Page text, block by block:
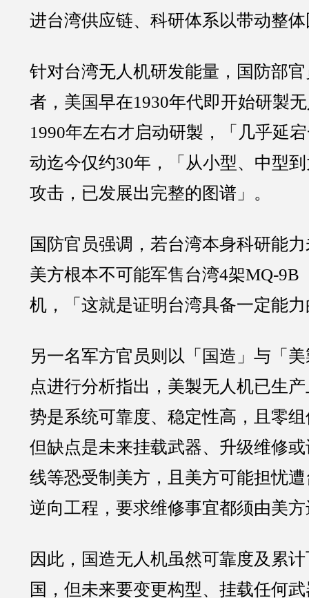
进台湾供应链、科研体系以带动整
针对台湾无人机研发能量，国防部
者，美国早在1930年代即开始研製
1990年左右才启动研製，「几乎延
动迄今仅约30年，「从小型、中型
攻击，已发展出完整的图谱」。
国防官员强调，若台湾本身科研能
美方根本不可能军售台湾4架MQ-9B
机，「这就是证明台湾具备一定能
另一名军方官员则以「国造」与「
点进行分析指出，美製无人机已生
势是系统可靠度、稳定性高，且零
但缺点是未来挂载武器、升级维修
线等恐受制美方，且美方可能担忧
逆向工程，要求维修事宜都须由美
因此，国造无人机虽然可靠度及累
国，但未来要变更构型、挂载任何